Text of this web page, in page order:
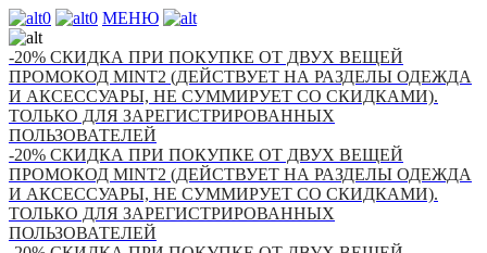
0 0 МЕНЮ
-20% СКИДКА ПРИ ПОКУПКЕ ОТ ДВУХ ВЕЩЕЙ
ПРОМОКОД MINT2 (ДЕЙСТВУЕТ НА РАЗДЕЛЫ ОДЕЖДА
И АКСЕССУАРЫ, НЕ СУММИРУЕТ СО СКИДКАМИ).
ТОЛЬКО ДЛЯ ЗАРЕГИСТРИРОВАННЫХ
ПОЛЬЗОВАТЕЛЕЙ
-20% СКИДКА ПРИ ПОКУПКЕ ОТ ДВУХ ВЕЩЕЙ
ПРОМОКОД MINT2 (ДЕЙСТВУЕТ НА РАЗДЕЛЫ ОДЕЖДА
И АКСЕССУАРЫ, НЕ СУММИРУЕТ СО СКИДКАМИ).
ТОЛЬКО ДЛЯ ЗАРЕГИСТРИРОВАННЫХ
ПОЛЬЗОВАТЕЛЕЙ